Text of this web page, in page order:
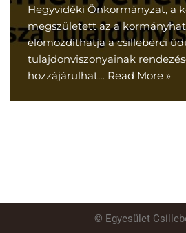
Hegyvidéki Önkormányzat, a
megszületett az a
előmozdíthatja a csillebérci
tulajdonviszonyainak
hozzájárulhat… Read More »
© Egyesület